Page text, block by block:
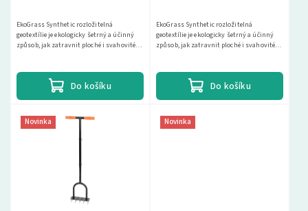
Do košíku
EkoGrass Synthetic rozložitelná
geotextílie je ekologicky šetrný a účinný
způsob, jak zatravnit ploché i svahovité
Do košíku
EkoGrass Synthetic rozložitelná
geotextílie je ekologicky šetrný a účinný
způsob, jak zatravnit ploché i svahovité
Novinka Novinka